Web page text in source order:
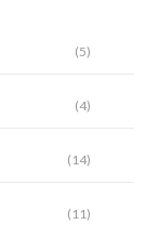
(5)
(4)
(14)
(11)